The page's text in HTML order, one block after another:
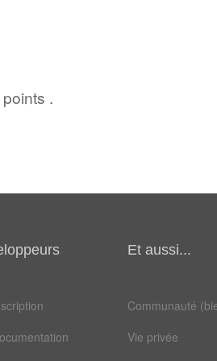
.
Et aussi...
Communauté
Vie privée